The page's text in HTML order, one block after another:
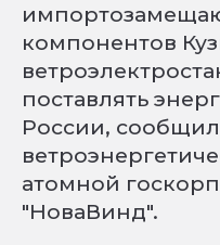
компонентов
поставлять
России,
атомной
"НоваВинд".